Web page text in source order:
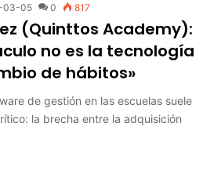
03-05 0 817
(Quinttos Academy):
no es la tecnología
de hábitos»
de gestión en las escuelas suele
la brecha entre la adquisición